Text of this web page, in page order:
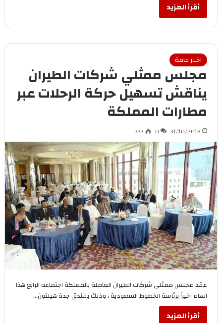
أقرأ المزيد
اخبار عامة
مجلس ممثلي شركات الطيران
يناقش تسهيل حركة الرحلات عبر
مطارات المملكة
31/10/2018
0
373
عقد مجلس ممثلي شركات الطيران العاملة بالمملكة اجتماعه الرابع هذا
العام اخيراً برئاسة الخطوط السعودية ، وذلك بفندق جدة هيلتون…
أقرأ المزيد